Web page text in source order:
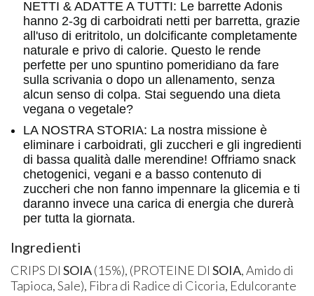
NETTI & ADATTE A TUTTI: Le barrette Adonis
hanno 2-3g di carboidrati netti per barretta, grazie
all'uso di eritritolo, un dolcificante completamente
naturale e privo di calorie. Questo le rende
perfette per uno spuntino pomeridiano da fare
sulla scrivania o dopo un allenamento, senza
alcun senso di colpa. Stai seguendo una dieta
vegana o vegetale?
LA NOSTRA STORIA: La nostra missione è
eliminare i carboidrati, gli zuccheri e gli ingredienti
di bassa qualità dalle merendine! Offriamo snack
chetogenici, vegani e a basso contenuto di
zuccheri che non fanno impennare la glicemia e ti
daranno invece una carica di energia che durerà
per tutta la giornata.
Ingredienti
CRIPS DI SOIA(15%), (PROTEINE DI SOIA, Amido di
Tapioca, Sale), Fibra di Radice di Cicoria, Edulcorante